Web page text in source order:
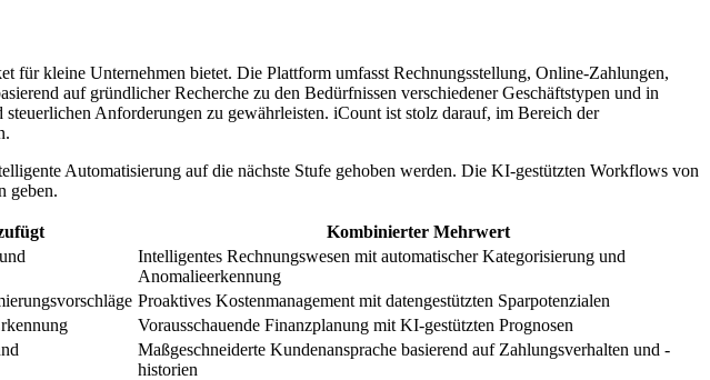
für kleine Unternehmen bietet. Die Plattform umfasst Rechnungsstellung, Online-Zahlungen,
auf gründlicher Recherche zu den Bedürfnissen verschiedener Geschäftstypen und in
Anforderungen zu gewährleisten. iCount ist stolz darauf, im Bereich der
Automatisierung auf die nächste Stufe gehoben werden. Die KI-gestützten Workflows von
geben.
Kombinierter Mehrwert
Intelligentes Rechnungswesen mit automatischer Kategorisierung und
Anomalieerkennung
Proaktives Kostenmanagement mit datengestützten Sparpotenzialen
Vorausschauende Finanzplanung mit KI-gestützten Prognosen
Maßgeschneiderte Kundenansprache basierend auf Zahlungsverhalten und -
historien